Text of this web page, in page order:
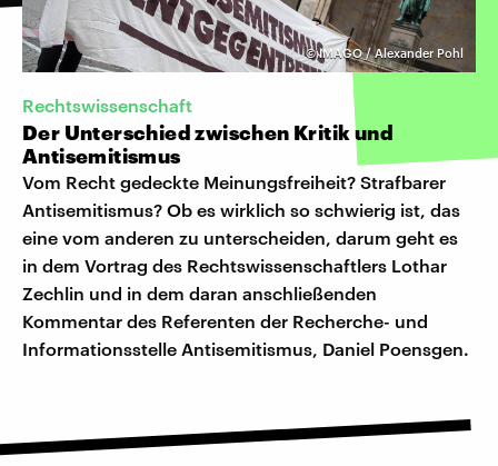
©IMAGO / Alexander Pohl
Rechtswissenschaft
Der Unterschied zwischen Kritik und
Antisemitismus
Vom Recht gedeckte Meinungsfreiheit? Strafbarer
Antisemitismus? Ob es wirklich so schwierig ist, das
eine vom anderen zu unterscheiden, darum geht es
in dem Vortrag des Rechtswissenschaftlers Lothar
Zechlin und in dem daran anschließenden
Kommentar des Referenten der Recherche- und
Informationsstelle Antisemitismus, Daniel Poensgen.